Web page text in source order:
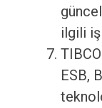
ilgili
ESB,